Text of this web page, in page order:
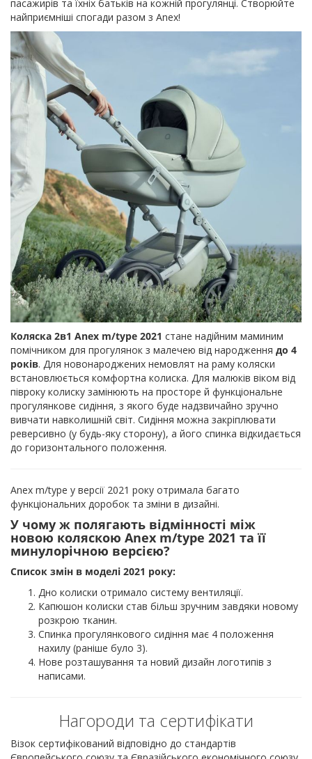
пасажирів та їхніх батьків на кожній прогулянці. Створюйте
найприємніші спогади разом з Anex!
Коляска 2в1 Anex m/type 2021 стане надійним маминим
помічником для прогулянок з малечею від народження до 4
років. Для новонароджених немовлят на раму коляски
встановлюється комфортна колиска. Для малюків віком від
півроку колиску замінюють на просторе й функціональне
прогулянкове сидіння, з якого буде надзвичайно зручно
вивчати навколишній світ. Сидіння можна закріплювати
реверсивно (у будь-яку сторону), а його спинка відкидається
до горизонтального положення.
Anex m/type у версії 2021 року отримала багато
функціональних доробок та зміни в дизайні.
У чому ж полягають відмінності між
новою коляскою Anex m/type 2021 та її
минулорічною версією?
Список змін в моделі 2021 року:
Дно колиски отримало систему вентиляції.
Капюшон колиски став більш зручним завдяки новому
розкрою тканин.
Спинка прогулянкового сидіння має 4 положення
нахилу (раніше було 3).
Нове розташування та новий дизайн логотипів з
написами.
Нагороди та сертифікати
Візок сертифікований відповідно до стандартів